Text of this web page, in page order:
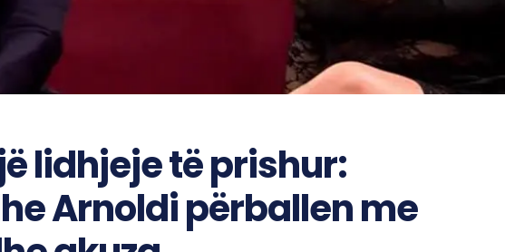
lidhjeje të prishur:
Arnoldi përballen me